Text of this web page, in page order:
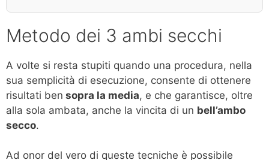
Metodo dei 3 ambi secchi
A volte si resta stupiti quando una procedura, nella
sua semplicità di esecuzione, consente di ottenere
risultati ben sopra la media, e che garantisce, oltre
alla sola ambata, anche la vincita di un bell’ambo
secco.
Ad onor del vero di queste tecniche è possibile